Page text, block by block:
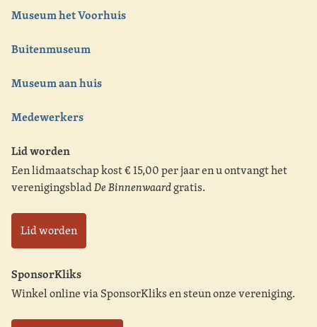
Museum het Voorhuis
Buitenmuseum
Museum aan huis
Medewerkers
Lid worden
Een lidmaatschap kost € 15,00 per jaar en u ontvangt het
verenigingsbladDe Binnenwaardgratis.
Lid worden
SponsorKliks
Winkel online via SponsorKliks en steun onze vereniging.